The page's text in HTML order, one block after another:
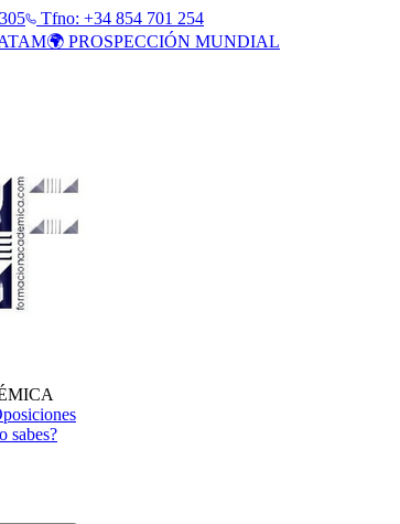
Tfno: +34 854 701 254
🌍 PROSPECCIÓN MUNDIAL
sabes?